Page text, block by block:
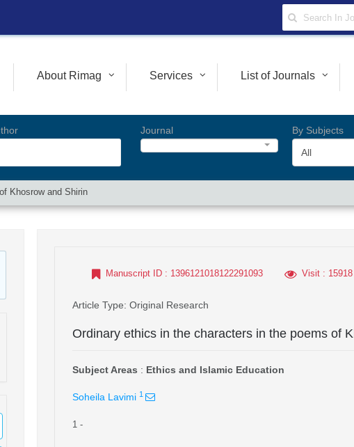
About Rimag Services List of Journals
Journal
By Subjects
All
Khosrow and Shirin
Manuscript ID : 1396121018122291093 Visit: 15918
Article Type: Original Research
Ordinary ethics in the characters in the poems of
Subject Areas : Ethics and Islamic Education
Soheila Lavimi 1
1 -